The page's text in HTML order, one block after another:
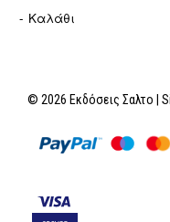
Καλάθι
© 2026 Εκδόσεις Σαλτο |